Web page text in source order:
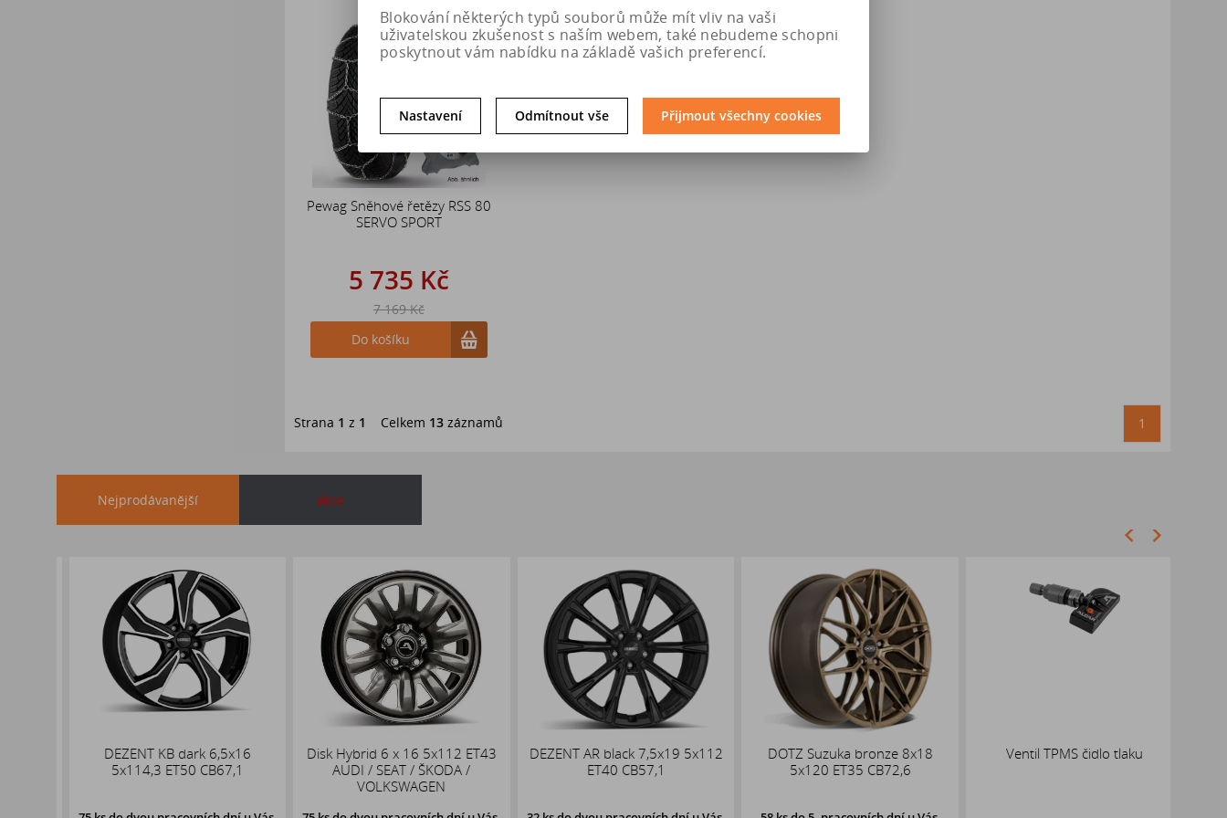
Sleva
20 %
Pewag Sněhové řetězy RSS 80
SERVO SPORT
5 735 Kč
7 169 Kč
Do košíku
Strana 1 z 1 Celkem 13 záznamů 1
Nejprodávanější akce
DEZENT KB dark 6,5x16
5x114,3 ET50 CB67,1
Disk Hybrid 6 x 16 5x112 ET43
AUDI / SEAT / ŠKODA /
VOLKSWAGEN
DEZENT AR black 7,5x19 5x112
ET40 CB57,1
DOTZ Suzuka bronze 8x18
5x120 ET35 CB72,6
Ventil TPMS čidlo tlaku
Blokování některých typů souborů může mít vliv na vaši
uživatelskou zkušenost s naším webem, také nebudeme schopni
poskytnout vám nabídku na základě vašich preferencí.
Nastavení Odmítnout vše Přijmout všechny cookies